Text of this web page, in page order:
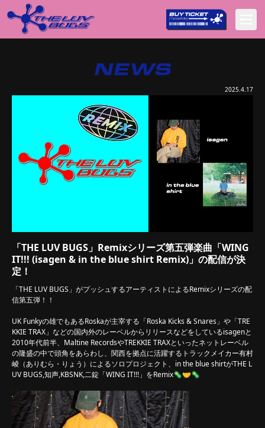
NEWS
2025.4.17
「THE LUV BUGS」Remixシリーズ第五弾楽曲「WING
IT!!! (isagen & in the blue shirt Remix)」の配信が決
定！
「THE LUV BUGS」がプッシュするアーティストによるRemixシリーズの配
信第五弾！！
UK Funkyの雄でもあるRoskaが主宰する「Roska Kicks & Snares」や「TRE
KKIE TRAX」などの国内外のレーベルからリリースなどをしているisagenと
2010年代前半、Maltine RecordsやTREKKIE TRAXといったネットレーベル
の隆盛の中で頭角をあらわし、関西を拠点に活躍するトラックメイカー有村
崚（ありむら・りょう）によるソロプロジェクト、in the blue shirtがTHE L
UV BUGS,知声,KBSNK,二錠「WING IT!!!」をRemix🦠🤝🦠